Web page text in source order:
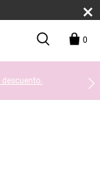
0
descuento.